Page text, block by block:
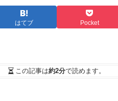
はてブ Pocket
この記事は約2分で読めます。